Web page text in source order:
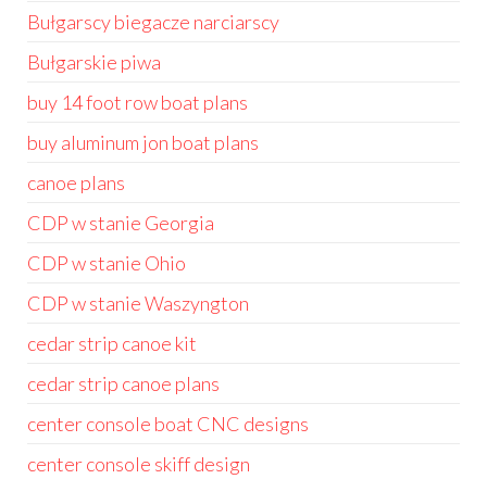
Bułgarscy biegacze narciarscy
Bułgarskie piwa
buy 14 foot row boat plans
buy aluminum jon boat plans
canoe plans
CDP w stanie Georgia
CDP w stanie Ohio
CDP w stanie Waszyngton
cedar strip canoe kit
cedar strip canoe plans
center console boat CNC designs
center console skiff design